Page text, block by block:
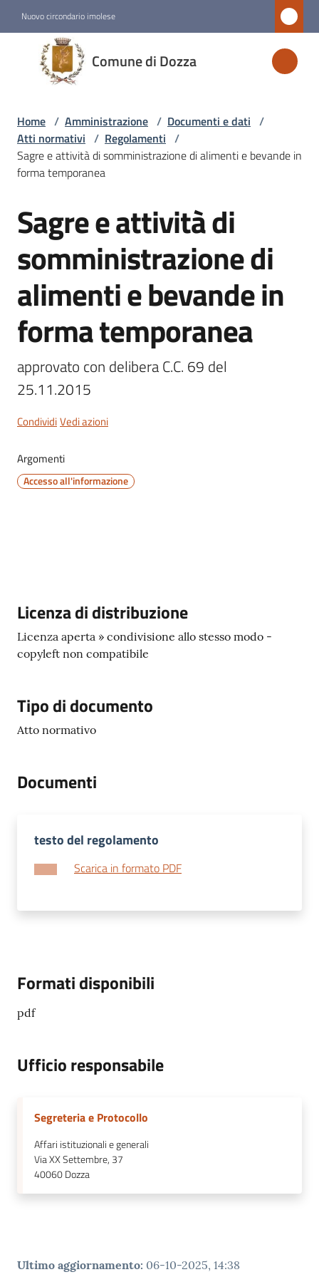
Nuovo circondario imolese
Comune di Dozza
Comune
di
Dozza
Amministrazione
Menu selezionato
Novità
Vivere
Dozza
Servizi
line
Tutti
gli
Home / Amministrazione / Documenti e dati /
Atti normativi / Regolamenti /
Sagre e attività di somministrazione di alimenti e bevande in
forma temporanea
Salta al contenuto
Sagre e attività di
somministrazione di
alimenti e bevande in
forma temporanea
approvato con delibera C.C. 69 del
25.11.2015
CondividiVedi azioni
Argomenti
Accesso all'informazione
Descrizione
Licenza di distribuzione
Licenza aperta » condivisione allo stesso modo -
copyleft non compatibile
Tipo di documento
Atto normativo
Documenti
testo del regolamento
Scarica in formato PDF
Formati disponibili
pdf
Ufficio responsabile
Segreteria e Protocollo
Affari istituzionali e generali
Via XX Settembre, 37
40060Dozza
Ultimo aggiornamento: 06-10-2025, 14:38